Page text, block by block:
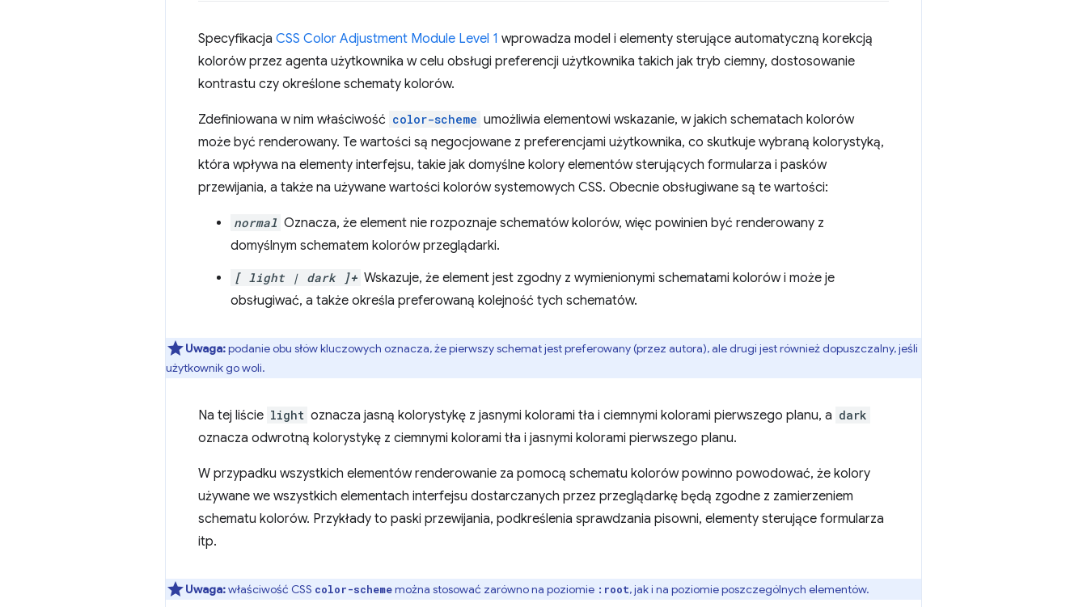
Specyfikacja CSS Color Adjustment Module Level 1 wprowadza model i elementy sterujące automatyczną korekcją
kolorów przez agenta użytkownika w celu obsługi preferencji użytkownika takich jak tryb ciemny, dostosowanie
kontrastu czy określone schematy kolorów.
Zdefiniowana w nim właściwość color-scheme umożliwia elementowi wskazanie, w jakich schematach kolorów
może być renderowany. Te wartości są negocjowane z preferencjami użytkownika, co skutkuje wybraną kolorystyką,
która wpływa na elementy interfejsu, takie jak domyślne kolory elementów sterujących formularza i pasków
przewijania, a także na używane wartości kolorów systemowych CSS. Obecnie obsługiwane są te wartości:
normal Oznacza, że element nie rozpoznaje schematów kolorów, więc powinien być renderowany z
domyślnym schematem kolorów przeglądarki.
[ light | dark ]+ Wskazuje, że element jest zgodny z wymienionymi schematami kolorów i może je
obsługiwać, a także określa preferowaną kolejność tych schematów.
Uwaga:podanie obu słów kluczowych oznacza, że pierwszy schemat jest preferowany (przez autora), ale drugi jest również dopuszczalny, jeśli
użytkownik go woli.
Na tej liście light oznacza jasną kolorystykę z jasnymi kolorami tła i ciemnymi kolorami pierwszego planu, a dark
oznacza odwrotną kolorystykę z ciemnymi kolorami tła i jasnymi kolorami pierwszego planu.
W przypadku wszystkich elementów renderowanie za pomocą schematu kolorów powinno powodować, że kolory
używane we wszystkich elementach interfejsu dostarczanych przez przeglądarkę będą zgodne z zamierzeniem
schematu kolorów. Przykłady to paski przewijania, podkreślenia sprawdzania pisowni, elementy sterujące formularza
itp.
Uwaga:właściwość CSS color-schememożna stosować zarówno na poziomie :root, jak i na poziomie poszczególnych elementów.